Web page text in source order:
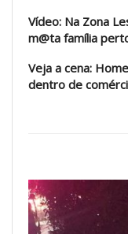
Vídeo: Na Zona
m@ta família
Veja a cena:
dentro de